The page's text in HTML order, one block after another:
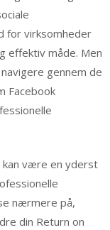
for virksomheder
effektiv måde. Men
gennem de
Facebook
kan være en yderst
nærmere på,
din Return on